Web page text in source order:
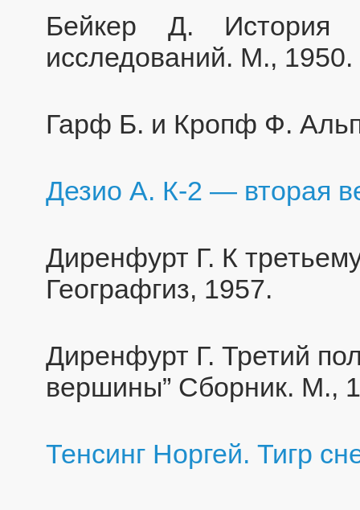
Бейкер Д. История
исследований. М., 1950.
Гарф Б. и Кропф Ф.
Дезио А. К-2 — вторая
Диренфурт Г. К
Географгиз, 1957.
Диренфурт Г. Третий
вершины” Сборник. М.,
Тенсинг Норгей. Тигр